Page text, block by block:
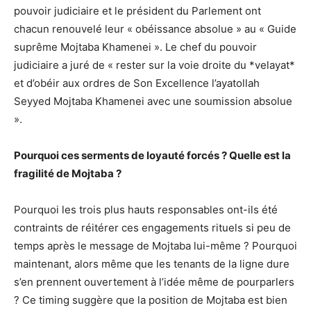
pouvoir judiciaire et le président du Parlement ont
chacun renouvelé leur « obéissance absolue » au « Guide
suprême Mojtaba Khamenei ». Le chef du pouvoir
judiciaire a juré de « rester sur la voie droite du *velayat*
et d’obéir aux ordres de Son Excellence l’ayatollah
Seyyed Mojtaba Khamenei avec une soumission absolue
».
Pourquoi ces serments de loyauté forcés ? Quelle est la
fragilité de Mojtaba ?
Pourquoi les trois plus hauts responsables ont-ils été
contraints de réitérer ces engagements rituels si peu de
temps après le message de Mojtaba lui-même ? Pourquoi
maintenant, alors même que les tenants de la ligne dure
s’en prennent ouvertement à l’idée même de pourparlers
? Ce timing suggère que la position de Mojtaba est bien